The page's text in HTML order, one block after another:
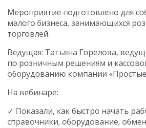
Мероприятие подготовлено для
малого бизнеса, занимающихся
торговлей.
Ведущая: Татьяна Горелова,
по розничным решениям и
оборудованию компании
На вебинаре:
✓ Показали, как быстро начать
справочники, оборудование,